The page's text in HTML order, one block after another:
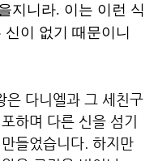
지니라. 이는 이런 식
이 없기 때문이니
은 다니엘과 그 세친구
하며 다른 신을 섬기
들었습니다. 하지만